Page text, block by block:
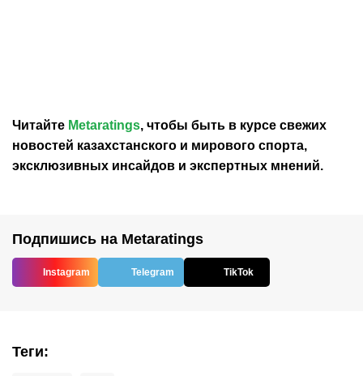
Читайте Metaratings, чтобы быть в курсе свежих
новостей казахстанского и мирового спорта,
эксклюзивных инсайдов и экспертных мнений.
Подпишись на Metaratings
Instagram Telegram TikTok
Теги: